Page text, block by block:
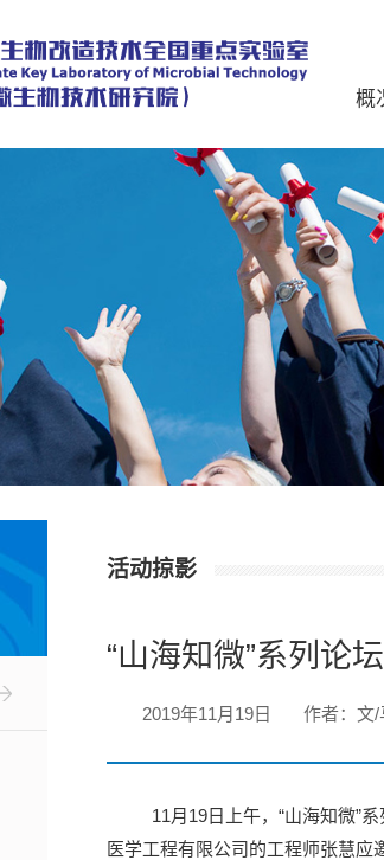
概
活动掠影
“山海知微”系列论
2019年11月19日 作者：文/
11月19日上午，“山海知微”
医学工程有限公司的工程师张慧应